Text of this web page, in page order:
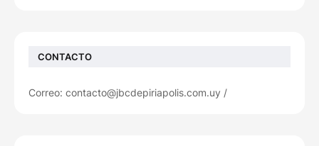
CONTACTO
Correo: contacto@jbcdepiriapolis.com.uy /